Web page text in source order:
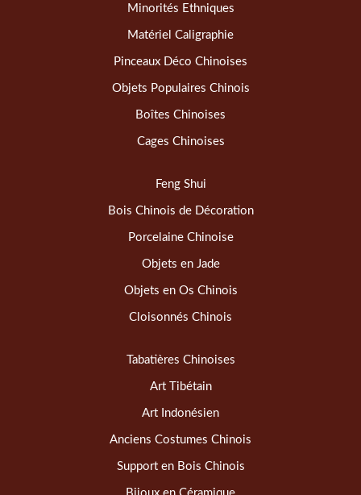
Minorités Ethniques
Matériel Caligraphie
Pinceaux Déco Chinoises
Objets Populaires Chinois
Boîtes Chinoises
Cages Chinoises
Feng Shui
Bois Chinois de Décoration
Porcelaine Chinoise
Objets en Jade
Objets en Os Chinois
Cloisonnés Chinois
Tabatières Chinoises
Art Tibétain
Art Indonésien
Anciens Costumes Chinois
Support en Bois Chinois